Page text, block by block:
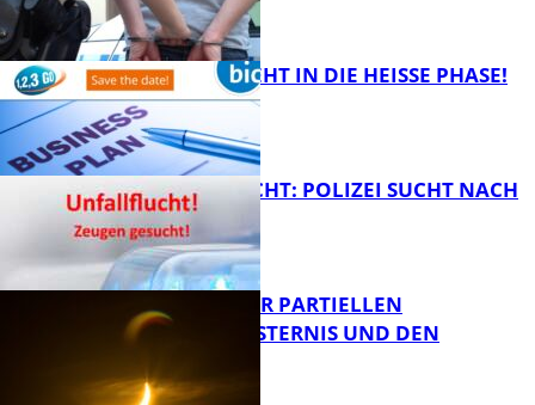
FB Kultur
FB News
1,2,3 GO® GEHT IN DIE HEISSE PHASE!
UNFALLFLUCHT: POLIZEI SUCHT NACH
ZEUGEN
VORTRAG ZUR PARTIELLEN
SONNENFINSTERNIS UND DEN
PERSEIDEN